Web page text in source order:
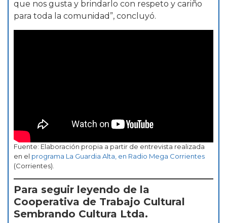
que nos gusta y brindarlo con respeto y cariño
para toda la comunidad”, concluyó.
Fuente: Elaboración propia a partir de entrevista realizada
en el programa La Guardia Alta, en Radio Mega Corrientes
(Corrientes).
Para seguir leyendo de la
Cooperativa de Trabajo Cultural
Sembrando Cultura Ltda.